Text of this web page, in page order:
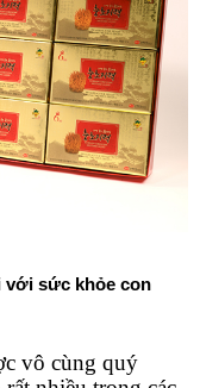
với sức khỏe con
vô cùng quý